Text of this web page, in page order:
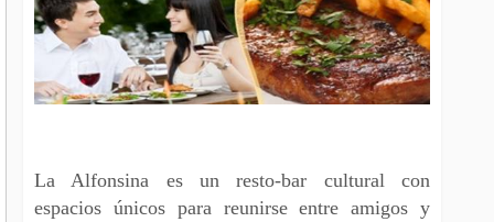
La Alfonsina es un resto-bar cultural con
espacios únicos para reunirse entre amigos y